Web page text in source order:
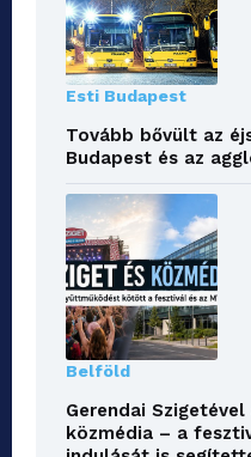
Esti Budapest
Tovább bővült az
Budapest és az
Belföld
Gerendai
közmédia – a